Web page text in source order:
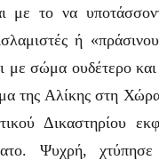
με το να
ή
με σώμα ουδέτερο
της Αλίκης στη
Δικαστηρίου
Ψυχρή, χτύπησε